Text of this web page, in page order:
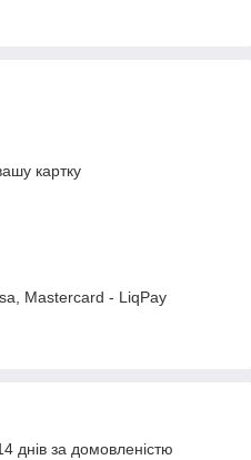
картку
Mastercard - LiqPay
днів за домовленістю